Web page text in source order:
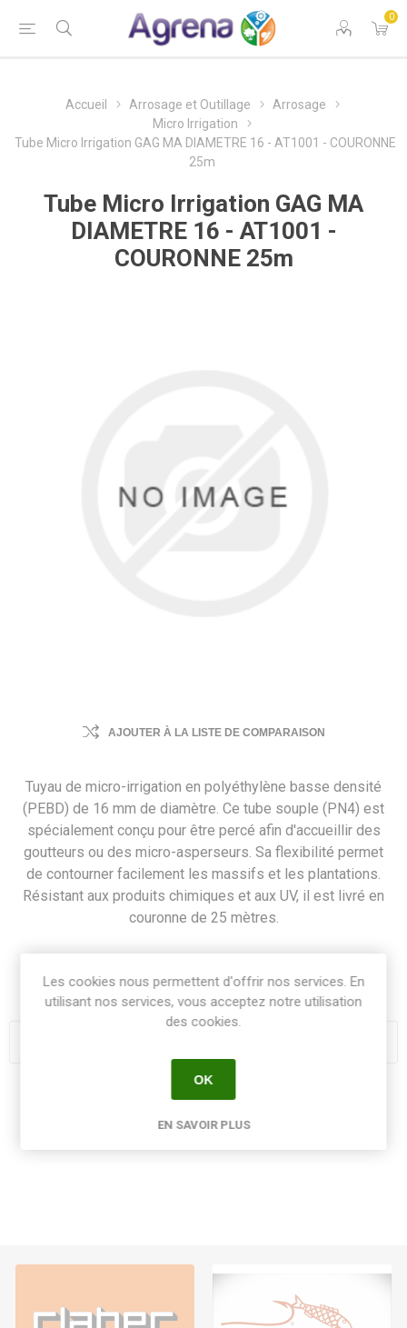
0
Accueil Arrosage et Outillage
Arrosage
Micro Irrigation
Tube Micro Irrigation GAG MA DIAMETRE 16 - AT1001 - COURONNE
25m
Tube Micro Irrigation GAG MA
DIAMETRE 16 - AT1001 -
COURONNE 25m
AJOUTER À LA LISTE DE COMPARAISON
Tuyau de micro-irrigation en polyéthylène basse densité
(PEBD) de 16 mm de diamètre. Ce tube souple (PN4) est
spécialement conçu pour être percé afin d'accueillir des
goutteurs ou des micro-asperseurs. Sa flexibilité permet
de contourner facilement les massifs et les plantations.
Résistant aux produits chimiques et aux UV, il est livré en
couronne de 25 mètres.
GTIN: PEBD41625
Share:
Les cookies nous permettent d'offrir nos services. En
utilisant nos services, vous acceptez notre utilisation
des cookies.
OK
EN SAVOIR PLUS